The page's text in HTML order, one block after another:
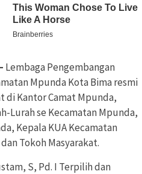
Lembaga Pengembangan
Mpunda Kota Bima resmi
di Kantor Camat Mpunda,
Lurah se Kecamatan Mpunda,
Kepala KUA Kecamatan
Tokoh Masyarakat.
S, Pd. I Terpilih dan